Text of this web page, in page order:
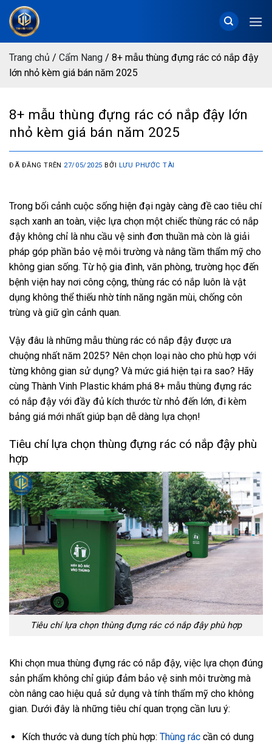
Chuyển
đến
dungTrang chủ / Cẩm Nang / 8+ mẫu thùng đựng rác có nắp đậy
lớn nhỏ kèm giá bán năm 2025
8+ mẫu thùng đựng rác có nắp đậy lớn
nhỏ kèm giá bán năm 2025
ĐÃ ĐĂNG TRÊN 27/05/2025 BỞI LƯU PHƯỚC TÀI
Trong bối cảnh cuộc sống hiện đại ngày càng đề cao tiêu chí
sạch xanh an toàn, việc lựa chọn một chiếc thùng rác có nắp
đậy không chỉ là nhu cầu vệ sinh đơn thuần mà còn là giải
pháp góp phần bảo vệ môi trường và nâng tầm thẩm mỹ cho
không gian sống. Từ hộ gia đình, văn phòng, trường học đến
bệnh viện hay nơi công cộng, thùng rác có nắp luôn là vật
dụng không thể thiếu nhờ tính năng ngăn mùi, chống côn
trùng và giữ gìn cảnh quan.
Vậy đâu là những mẫu thùng rác có nắp đậy được ưa
chuộng nhất năm 2025? Nên chọn loại nào cho phù hợp với
từng không gian sử dụng? Và mức giá hiện tại ra sao? Hãy
cùng Thành Vinh Plastic khám phá 8+ mẫu thùng đựng rác
có nắp đậy với đầy đủ kích thước từ nhỏ đến lớn, đi kèm
bảng giá mới nhất giúp bạn dễ dàng lựa chọn!
Tiêu chí lựa chọn thùng đựng rác có nắp đậy phù
hợp
Tiêu chí lựa chọn thùng đựng rác có nắp đậy phù hợp
Khi chọn mua thùng đựng rác có nắp đậy, việc lựa chọn đúng
sản phẩm không chỉ giúp đảm bảo vệ sinh môi trường mà
còn nâng cao hiệu quả sử dụng và tính thẩm mỹ cho không
gian. Dưới đây là những tiêu chí quan trọng cần lưu ý:
Kích thước và dung tích phù hợp: Thùng ráccần có dung